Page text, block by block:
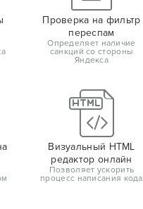
Проверка на фильтр
переспам
Определяет наличие
санкций со стороны
Яндекса
Визуальный HTML
редактор онлайн
Позволяет ускорить
процесс написания кода